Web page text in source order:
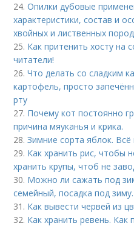
24.Опилки дубовые
характеристики, состав и
хвойных и лиственных пород
25. Как притенить хосту на
читатели!
26.Что делать со сладким
картофель, просто
рту
27. Почему кот постоянно
причина мяуканья и крика.
28.Зимние сорта яблок.
29. Как хранить рис, чтобы
хранить крупы, чтоб не
30. Можно ли сажать под
семейный, посадка под зиму.
31. Как вывести червей из
32. Как хранить ревень. Как